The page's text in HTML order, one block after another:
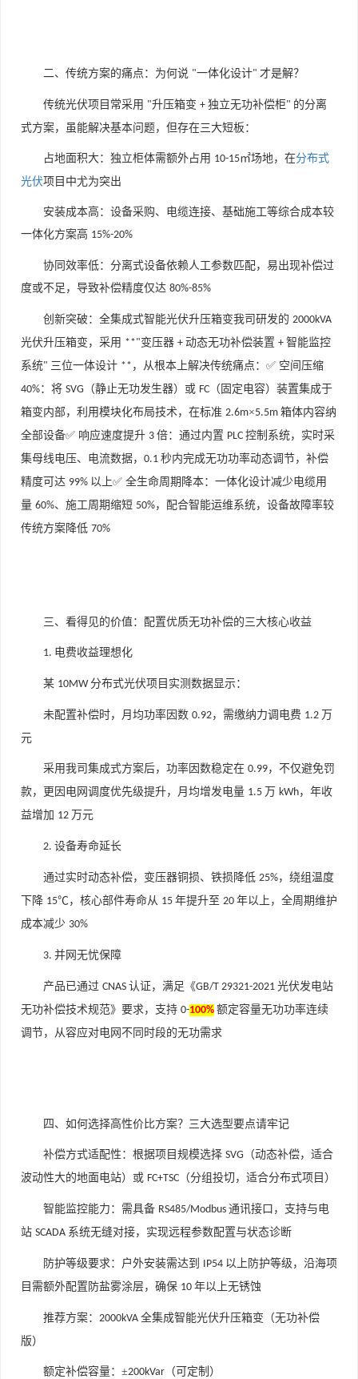
二、传统方案的痛点：为何说 "一体化设计" 才是解？
传统光伏项目常采用 "升压箱变 + 独立无功补偿柜" 的分离
式方案，虽能解决基本问题，但存在三大短板：
占地面积大：独立柜体需额外占用 10-15㎡场地，在分布式
光伏项目中尤为突出
安装成本高：设备采购、电缆连接、基础施工等综合成本较
一体化方案高 15%-20%
协同效率低：分离式设备依赖人工参数匹配，易出现补偿过
度或不足，导致补偿精度仅达 80%-85%
创新突破：全集成式智能光伏升压箱变我司研发的 2000kVA
光伏升压箱变，采用 **"变压器 + 动态无功补偿装置 + 智能监控
系统" 三位一体设计 ** ，从根本上解决传统痛点：✅ 空间压缩
40%：将 SVG （静止无功发生器）或 FC （固定电容）装置集成于
箱变内部，利用模块化布局技术，在标准 2.6m×5.5m 箱体内容纳
全部设备✅ 响应速度提升 3 倍：通过内置 PLC 控制系统，实时采
集母线电压、电流数据， 0.1 秒内完成无功功率动态调节，补偿
精度可达 99% 以上✅ 全生命周期降本：一体化设计减少电缆用
量 60%、施工周期缩短 50%，配合智能运维系统，设备故障率较
传统方案降低 70%
三、看得见的价值：配置优质无功补偿的三大核心收益
1. 电费收益理想化
某 10MW分布式光伏项目实测数据显示：
未配置补偿时，月均功率因数 0.92，需缴纳力调电费 1.2 万
元
采用我司集成式方案后，功率因数稳定在 0.99，不仅避免罚
款，更因电网调度优先级提升，月均增发电量 1.5 万 kWh，年收
益增加 12 万元
2. 设备寿命延长
通过实时动态补偿，变压器铜损、铁损降低 25%，绕组温度
下降 15℃，核心部件寿命从 15 年提升至 20 年以上，全周期维护
成本减少 30%
3. 并网无忧保障
产品已通过 CNAS 认证，满足《GB/T 29321-2021 光伏发电站
无功补偿技术规范》要求，支持 0-100% 额定容量无功功率连续
调节，从容应对电网不同时段的无功需求
四、如何选择高性价比方案？三大选型要点请牢记
补偿方式适配性：根据项目规模选择 SVG （动态补偿，适合
波动性大的地面电站）或 FC+TSC （分组投切，适合分布式项目）
智能监控能力：需具备 RS485/Modbus 通讯接口，支持与电
站 SCADA 系统无缝对接，实现远程参数配置与状态诊断
防护等级要求：户外安装需达到 IP54 以上防护等级，沿海项
目需额外配置防盐雾涂层，确保 10 年以上无锈蚀
推荐方案： 2000kVA 全集成智能光伏升压箱变（无功补偿
版）
额定补偿容量： ±200kVar （可定制）